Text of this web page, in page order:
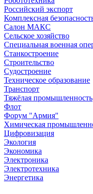
Российский экспорт
Комплексная
Салон МАКС
Сельское хозяйство
Специальная военная
Станкостроение
Строительство
Судостроение
Техническое образование
Транспорт
Тяжёлая промышленность
Флот
Форум "Армия"
Химическая
Цифровизация
Экология
Экономика
Электроника
Электротехника
Энергетика